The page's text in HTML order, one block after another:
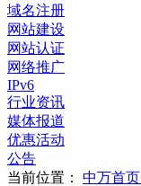
域名注册
网站建设
网站认证
网络推广
IPv6
行业资讯
媒体报道
优惠活动
公告
当前位置： 中万首页